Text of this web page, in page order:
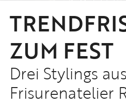
ZUM FEST
Drei Stylings
Frisurenatelier